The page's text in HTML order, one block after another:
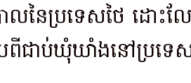
បាលនៃប្រទេសថៃ ដោះ
ពីជាប់ឃុំឃាំងនៅប្រទ